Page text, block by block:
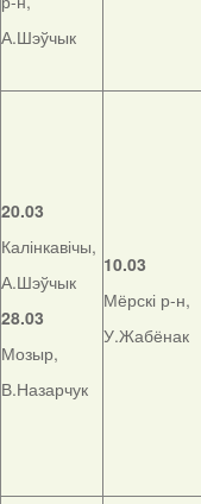
А.Шэўчык
20.03
Калінкавічы,
А.Шэўчык
28.03
Мозыр,
В.Назарчук
10.03
Мёрскі р-н,
У.Жабёнак